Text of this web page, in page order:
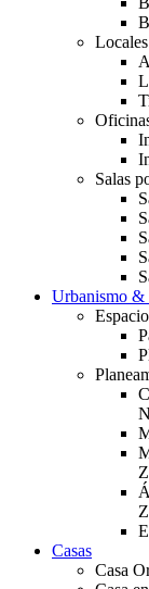
Salas
Urbanismo &
Casas
Casa